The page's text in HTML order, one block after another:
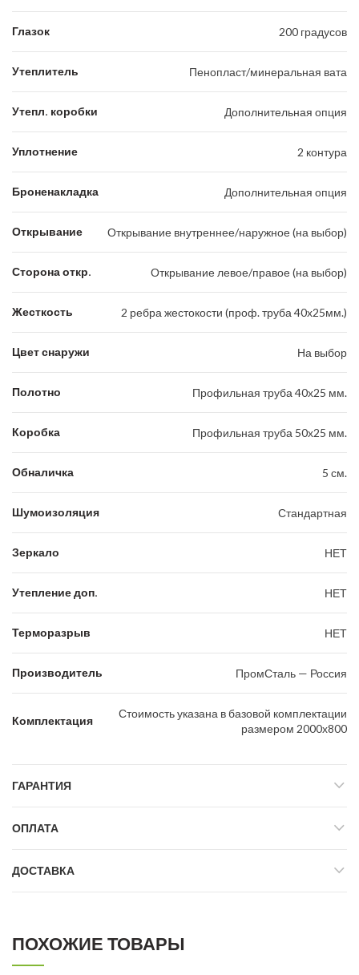
Глазок 200 градусов
Утеплитель Пенопласт/минеральная вата
Утепл. коробки Дополнительная опция
Уплотнение 2 контура
Броненакладка Дополнительная опция
Открывание Открывание внутреннее/наружное (на выбор)
Сторона откр. Открывание левое/правое (на выбор)
Жесткость 2 ребра жестокости (проф. труба 40х25мм.)
Цвет снаружи На выбор
Полотно Профильная труба 40х25 мм.
Коробка Профильная труба 50х25 мм.
Обналичка 5 см.
Шумоизоляция Стандартная
Зеркало НЕТ
Утепление доп. НЕТ
Терморазрыв НЕТ
Производитель ПромСталь — Россия
Комплектация
Стоимость указана в базовой комплектации
размером 2000х800
ГАРАНТИЯ
ОПЛАТА
ДОСТАВКА
ПОХОЖИЕ ТОВАРЫ